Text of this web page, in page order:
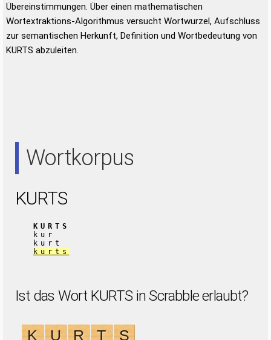
Übereinstimmungen. Über einen mathematischen
Wortextraktions-Algorithmus versucht Wortwurzel, Aufschluss
zur semantischen Herkunft, Definition und Wortbedeutung von
KURTS abzuleiten.
Wortkorpus
KURTS
KURTS
kur
kurt
kurts
Ist das Wort KURTS in Scrabble erlaubt?